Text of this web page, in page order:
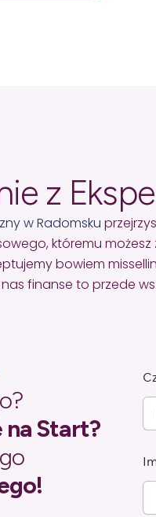
z
w Radomsku
któremu możesz
bowiem
finanse to przede
na Start?